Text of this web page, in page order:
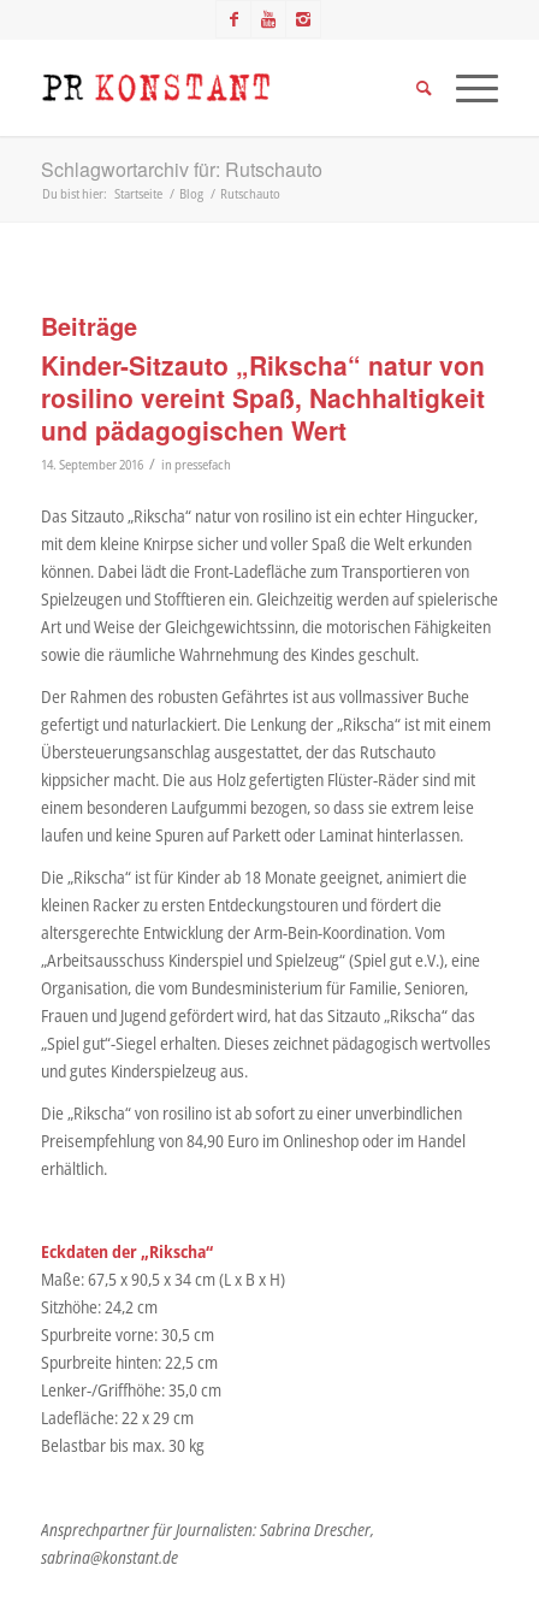
Schlagwortarchiv für: Rutschauto
Du bist hier: Startseite / Blog / Rutschauto
Beiträge
Kinder-Sitzauto „Rikscha“ natur von
rosilino vereint Spaß, Nachhaltigkeit
und pädagogischen Wert
14. September 2016 / in pressefach
Das Sitzauto „Rikscha“ natur von rosilino ist ein echter Hingucker,
mit dem kleine Knirpse sicher und voller Spaß die Welt erkunden
können. Dabei lädt die Front-Ladefläche zum Transportieren von
Spielzeugen und Stofftieren ein. Gleichzeitig werden auf spielerische
Art und Weise der Gleichgewichtssinn, die motorischen Fähigkeiten
sowie die räumliche Wahrnehmung des Kindes geschult.
Der Rahmen des robusten Gefährtes ist aus vollmassiver Buche
gefertigt und naturlackiert. Die Lenkung der „Rikscha“ ist mit einem
Übersteuerungsanschlag ausgestattet, der das Rutschauto
kippsicher macht. Die aus Holz gefertigten Flüster-Räder sind mit
einem besonderen Laufgummi bezogen, so dass sie extrem leise
laufen und keine Spuren auf Parkett oder Laminat hinterlassen.
Die „Rikscha“ ist für Kinder ab 18 Monate geeignet, animiert die
kleinen Racker zu ersten Entdeckungstouren und fördert die
altersgerechte Entwicklung der Arm-Bein-Koordination. Vom
„Arbeitsausschuss Kinderspiel und Spielzeug“ (Spiel gut e.V.), eine
Organisation, die vom Bundesministerium für Familie, Senioren,
Frauen und Jugend gefördert wird, hat das Sitzauto „Rikscha“ das
„Spiel gut“-Siegel erhalten. Dieses zeichnet pädagogisch wertvolles
und gutes Kinderspielzeug aus.
Die „Rikscha“ von rosilino ist ab sofort zu einer unverbindlichen
Preisempfehlung von 84,90 Euro im Onlineshop oder im Handel
erhältlich.
Eckdaten der „Rikscha“
Maße: 67,5 x 90,5 x 34 cm (L x B x H)
Sitzhöhe: 24,2 cm
Spurbreite vorne: 30,5 cm
Spurbreite hinten: 22,5 cm
Lenker-/Griffhöhe: 35,0 cm
Ladefläche: 22 x 29 cm
Belastbar bis max. 30 kg
Ansprechpartner für Journalisten: Sabrina Drescher,
sabrina@konstant.de